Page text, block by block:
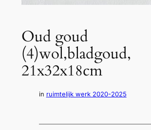
Oud goud
(4)wol,bladgoud,
21x32x18cm
in ruimtelijk werk 2020-2025